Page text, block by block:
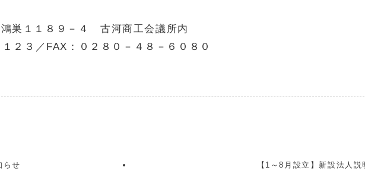
巣１１８９－４ 古河商工会議所内
２３／FAX：０２８０－４８－６０８０
らせ 【1～8月設立】新設法人説